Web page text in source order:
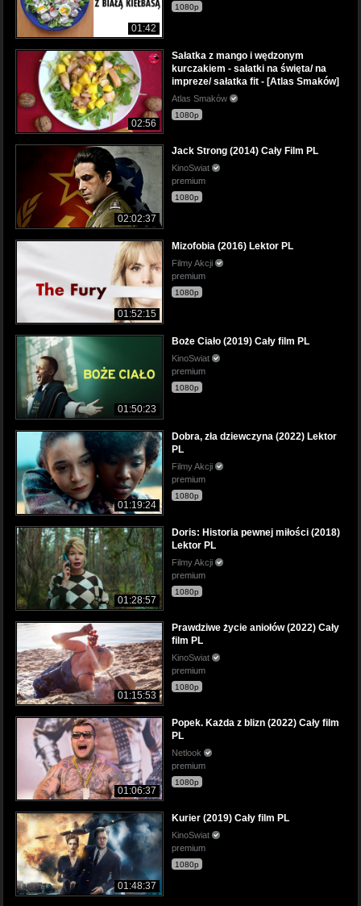
01:42
1080p
02:56
Sałatka z mango i wędzonym
kurczakiem - sałatki na święta/ na
impreze/ sałatka fit - [Atlas Smaków]
Atlas Smaków
1080p
02:02:37
Jack Strong (2014) Cały Film PL
KinoSwiat
premium
1080p
01:52:15
Mizofobia (2016) Lektor PL
Filmy Akcji
premium
1080p
01:50:23
Boże Ciało (2019) Cały film PL
KinoSwiat
premium
1080p
01:19:24
Dobra, zła dziewczyna (2022) Lektor
PL
Filmy Akcji
premium
1080p
01:28:57
Doris: Historia pewnej miłości (2018)
Lektor PL
Filmy Akcji
premium
1080p
01:15:53
Prawdziwe życie aniołów (2022) Cały
film PL
KinoSwiat
premium
1080p
01:06:37
Popek. Każda z blizn (2022) Cały film
PL
Netlook
premium
1080p
01:48:37
Kurier (2019) Cały film PL
KinoSwiat
premium
1080p